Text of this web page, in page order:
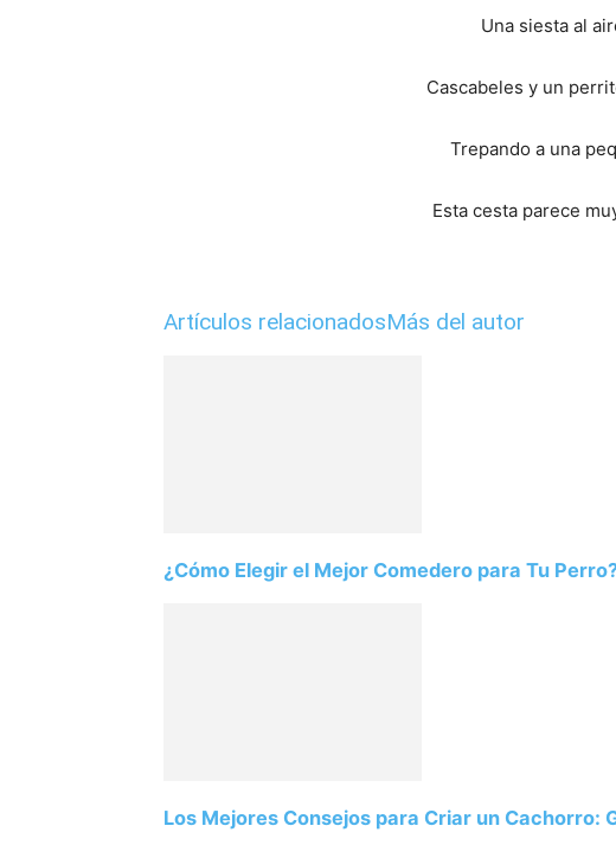
Una siesta al
Cascabeles y un
Trepando a una
Esta cesta parece
Artículos relacionadosMás del autor
¿Cómo Elegir el Mejor Comedero para Tu
Los Mejores Consejos para Criar un Cachorro: